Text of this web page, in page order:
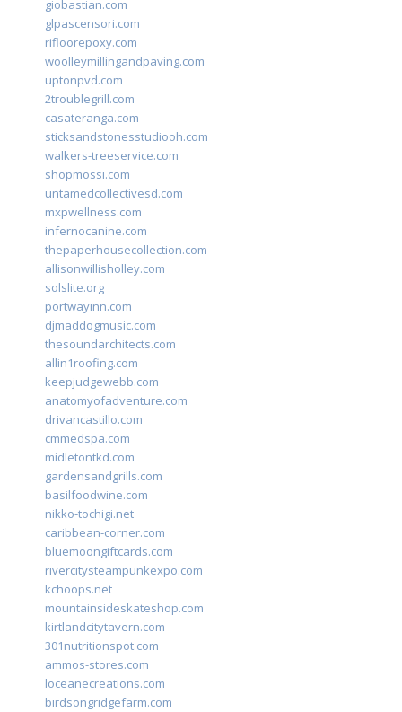
giobastian.com
glpascensori.com
rifloorepoxy.com
woolleymillingandpaving.com
uptonpvd.com
2troublegrill.com
casateranga.com
sticksandstonesstudiooh.com
walkers-treeservice.com
shopmossi.com
untamedcollectivesd.com
mxpwellness.com
infernocanine.com
thepaperhousecollection.com
allisonwillisholley.com
solslite.org
portwayinn.com
djmaddogmusic.com
thesoundarchitects.com
allin1roofing.com
keepjudgewebb.com
anatomyofadventure.com
drivancastillo.com
cmmedspa.com
midletontkd.com
gardensandgrills.com
basilfoodwine.com
nikko-tochigi.net
caribbean-corner.com
bluemoongiftcards.com
rivercitysteampunkexpo.com
kchoops.net
mountainsideskateshop.com
kirtlandcitytavern.com
301nutritionspot.com
ammos-stores.com
loceanecreations.com
birdsongridgefarm.com